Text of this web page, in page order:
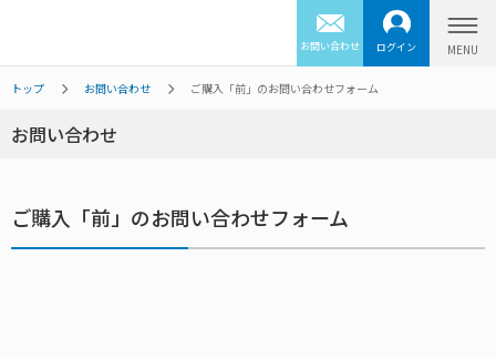
お問い合わせ ログイン
トップ お問い合わせ ご購入「前」のお問い合わせフォーム
お問い合わせ
ご購入「前」のお問い合わせフォーム